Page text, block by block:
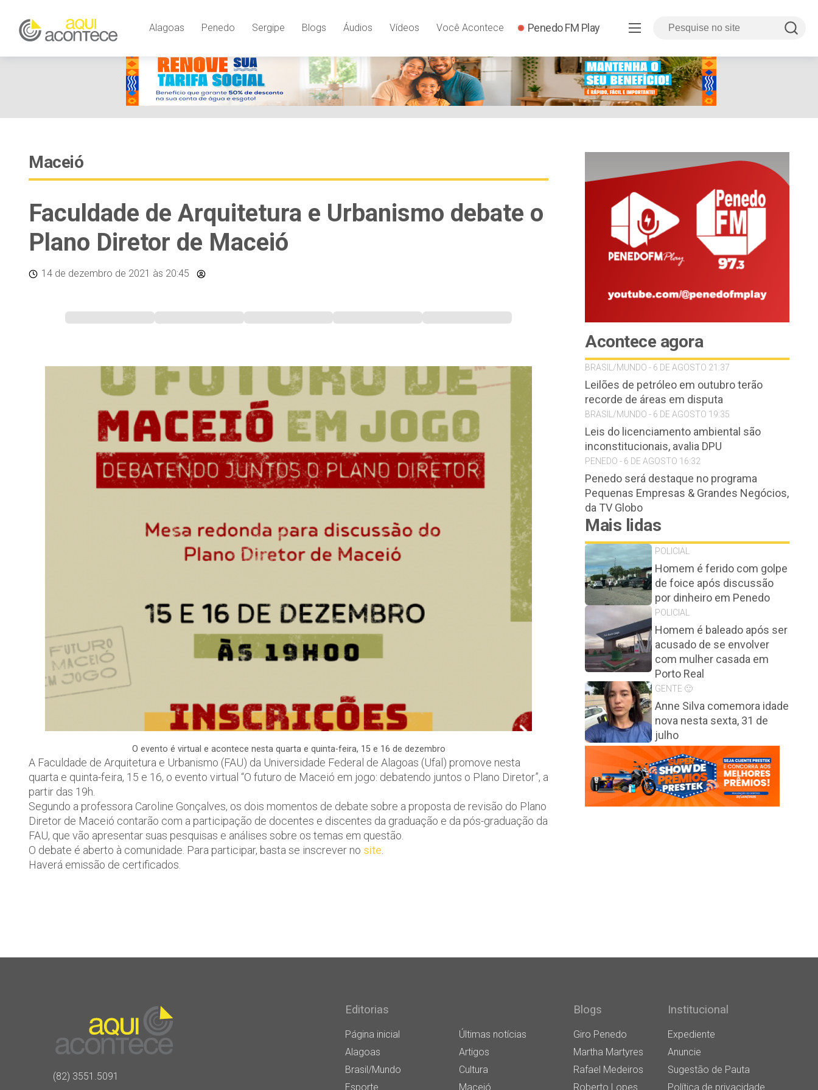
Alagoas Penedo Sergipe Blogs Áudios Vídeos Você Acontece Penedo FM Play
Maceió
Faculdade de Arquitetura e Urbanismo debate o
Plano Diretor de Maceió
14 de dezembro de 2021 às 20:45
O evento é virtual e acontece nesta quarta e quinta-feira, 15 e 16 de dezembro
A Faculdade de Arquitetura e Urbanismo (FAU) da Universidade Federal de Alagoas (Ufal) promove nesta
quarta e quinta-feira, 15 e 16, o evento virtual “O futuro de Maceió em jogo: debatendo juntos o Plano Diretor”, a
partir das 19h.
Segundo a professora Caroline Gonçalves, os dois momentos de debate sobre a proposta de revisão do Plano
Diretor de Maceió contarão com a participação de docentes e discentes da graduação e da pós-graduação da
FAU, que vão apresentar suas pesquisas e análises sobre os temas em questão.
O debate é aberto à comunidade. Para participar, basta se inscrever no site
Haverá emissão de certificados.
Acontece agora
BRASIL/MUNDO - 6 DE AGOSTO 21:37
Leilões de petróleo em outubro terão
recorde de áreas em disputa
BRASIL/MUNDO - 6 DE AGOSTO 19:35
Leis do licenciamento ambiental são
inconstitucionais, avalia DPU
PENEDO - 6 DE AGOSTO 16:32
Penedo será destaque no programa
Pequenas Empresas & Grandes Negócios,
da TV Globo
Mais lidas
POLICIAL
Homem é ferido com golpe
de foice após discussão
por dinheiro em Penedo
POLICIAL
Homem é baleado após ser
acusado de se envolver
com mulher casada em
Porto Real
GENTE 🙂
Anne Silva comemora idade
nova nesta sexta, 31 de
julho
(82) 3551.5091
Editorias
Página inicial
Últimas notícias
Alagoas
Artigos
Brasil/Mundo
Cultura
Esporte
Maceió
Blogs
Giro Penedo
Martha Martyres
Rafael Medeiros
Roberto Lopes
Institucional
Expediente
Anuncie
Sugestão de Pauta
Política de privacidade